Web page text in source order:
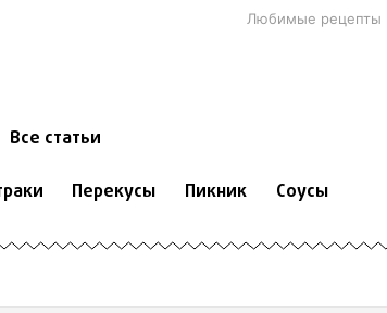
Любимые рецепты
Все статьи
Перекусы Пикник Соусы